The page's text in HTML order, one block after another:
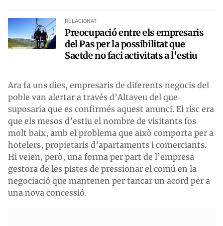
RELACIONAT
Preocupació entre els empresaris
del Pas per la possibilitat que
Saetde no faci activitats a l’estiu
Ara fa uns dies, empresaris de diferents negocis del
poble van alertar a través d’Altaveu del que
suposaria que es confirmés aquest anunci. El risc era
que els mesos d’estiu el nombre de visitants fos
molt baix, amb el problema que això comporta per a
hotelers, propietaris d’apartaments i comerciants.
Hi veien, però, una forma per part de l’empresa
gestora de les pistes de pressionar el comú en la
negociació que mantenen per tancar un acord per a
una nova concessió.